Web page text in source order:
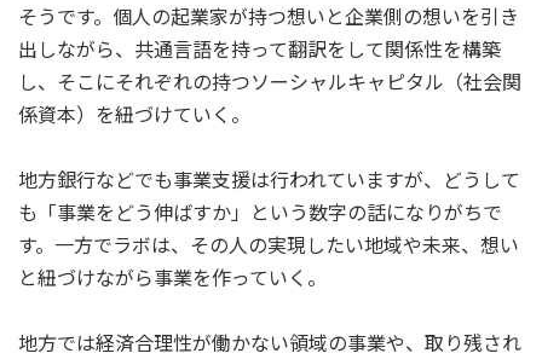
そうです。個人の起業家が持つ想いと企業側の想いを引き
出しながら、共通言語を持って翻訳をして関係性を構築
し、そこにそれぞれの持つソーシャルキャピタル（社会関
係資本）を紐づけていく。
地方銀行などでも事業支援は行われていますが、どうして
も「事業をどう伸ばすか」という数字の話になりがちで
す。一方でラボは、その人の実現したい地域や未来、想い
と紐づけながら事業を作っていく。
地方では経済合理性が働かない領域の事業や、取り残され